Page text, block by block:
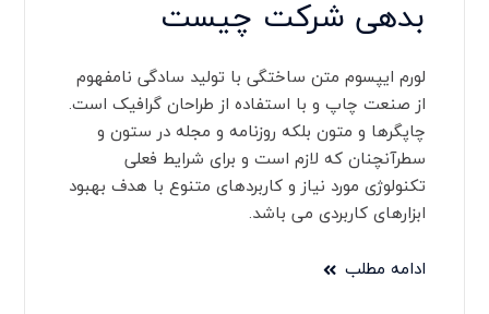
بدهی شرکت چیست
لورم ایپسوم متن ساختگی با تولید سادگی نامفهوم
از صنعت چاپ و با استفاده از طراحان گرافیک است.
چاپگرها و متون بلکه روزنامه و مجله در ستون و
سطرآنچنان که لازم است و برای شرایط فعلی
تکنولوژی مورد نیاز و کاربردهای متنوع با هدف بهبود
ابزارهای کاربردی می باشد.
ادامه مطلب